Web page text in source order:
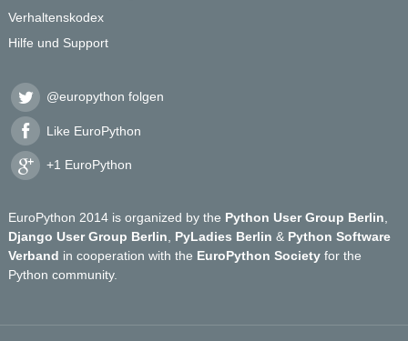
Verhaltenskodex
Hilfe und Support
@europython folgen
Like EuroPython
+1 EuroPython
EuroPython 2014 is organized by the Python User Group Berlin
Django User Group Berlin
PyLadies Berlin & Python Software
Verband in cooperation with the EuroPython Society for the
Python community.